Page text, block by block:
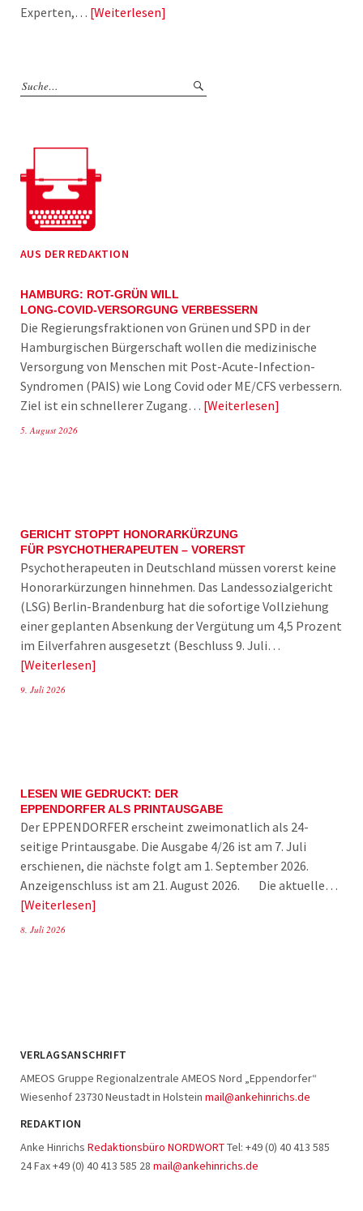
Experten,… Weiterlesen
AUS DER REDAKTION
HAMBURG: ROT-GRÜN WILL
LONG-COVID-VERSORGUNG VERBESSERN
Die Regierungsfraktionen von Grünen und SPD in der
Hamburgischen Bürgerschaft wollen die medizinische
Versorgung von Menschen mit Post-Acute-Infection-
Syndromen (PAIS) wie Long Covid oder ME/CFS verbessern.
Ziel ist ein schnellerer Zugang… Weiterlesen
5. August 2026
GERICHT STOPPT HONORARKÜRZUNG
FÜR PSYCHOTHERAPEUTEN – VORERST
Psychotherapeuten in Deutschland müssen vorerst keine
Honorarkürzungen hinnehmen. Das Landessozialgericht
(LSG) Berlin-Brandenburg hat die sofortige Vollziehung
einer geplanten Absenkung der Vergütung um 4,5 Prozent
im Eilverfahren ausgesetzt (Beschluss 9. Juli…
Weiterlesen
9. Juli 2026
LESEN WIE GEDRUCKT: DER
EPPENDORFER ALS PRINTAUSGABE
Der EPPENDORFER erscheint zweimonatlich als 24-
seitige Printausgabe. Die Ausgabe 4/26 ist am 7. Juli
erschienen, die nächste folgt am 1. September 2026.
Anzeigenschluss ist am 21. August 2026. Die aktuelle…
Weiterlesen
8. Juli 2026
VERLAGSANSCHRIFT
AMEOS Gruppe Regionalzentrale AMEOS Nord „Eppendorfer“
Wiesenhof 23730 Neustadt in Holstein mail@ankehinrichs.de
REDAKTION
Anke Hinrichs Redaktionsbüro NORDWORTTel: +49 (0) 40 413 585
24 Fax +49 (0) 40 413 585 28 mail@ankehinrichs.de